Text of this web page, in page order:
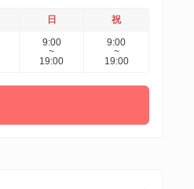
日 祝
9:00
~
19:00
9:00
~
19:00